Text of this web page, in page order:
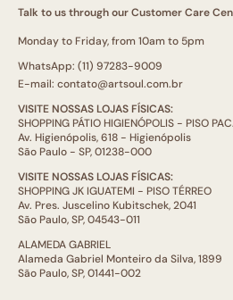
Talk to us through our Customer Care
Monday to Friday, from 10am to 5pm
WhatsApp: (11) 97283-9009
E-mail: contato@artsoul.com.br
VISITE NOSSAS LOJAS FÍSICAS:
SHOPPING PÁTIO HIGIENÓPOLIS - PISO
Av. Higienópolis, 618 - Higienópolis
São Paulo - SP, 01238-000
VISITE NOSSAS LOJAS FÍSICAS:
SHOPPING JK IGUATEMI - PISO TÉRREO
Av. Pres. Juscelino Kubitschek, 2041
São Paulo, SP, 04543-011
ALAMEDA GABRIEL
Alameda Gabriel Monteiro da Silva, 1899
São Paulo, SP, 01441-002